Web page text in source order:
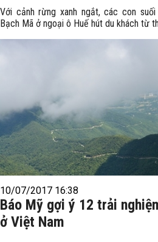
Với cảnh rừng xanh ngắt, các con
Bạch Mã ở ngoại ô Huế hút du khách từ
10/07/2017 16:38
Báo Mỹ gợi ý 12 trải
ở Việt Nam